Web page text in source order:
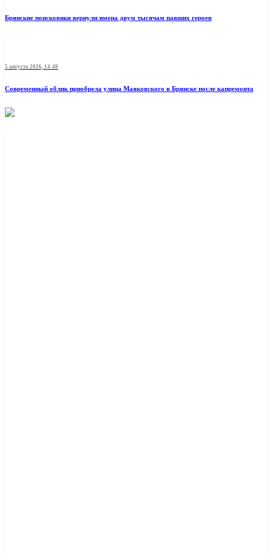
Брянские поисковики вернули имена двум тысячам павших героев
5 августа 2026, 14:48
Современный облик приобрела улица Маяковского в Брянске после капремонта